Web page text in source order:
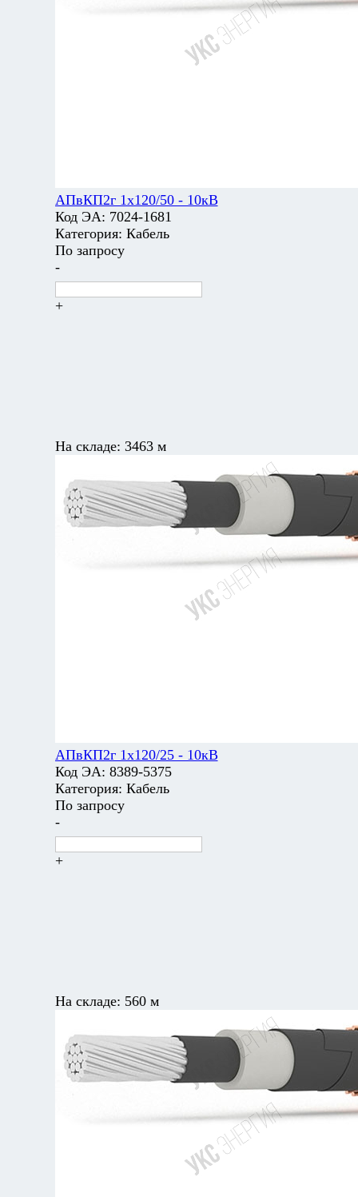
АПвКП2г 1х120/50 - 10кВ
Код ЭА: 7024-1681
Категория: Кабель
По запросу
-
+
На складе: 3463 м
АПвКП2г 1х120/25 - 10кВ
Код ЭА: 8389-5375
Категория: Кабель
По запросу
-
+
На складе: 560 м